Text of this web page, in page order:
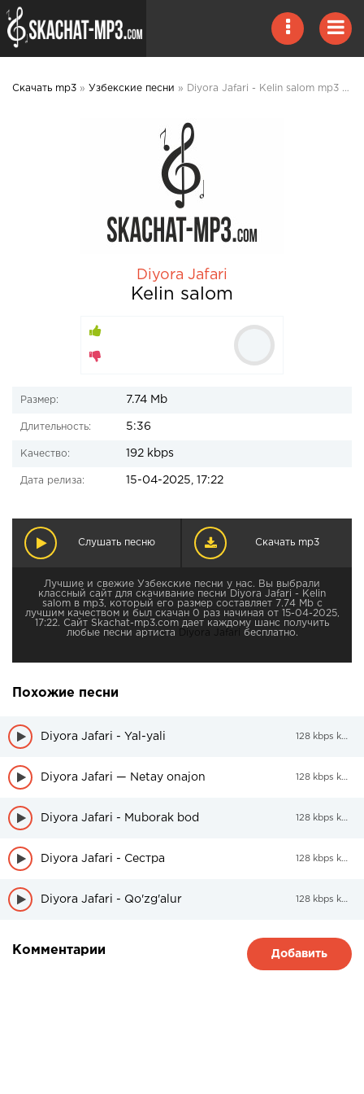
Скачать mp3 » Узбекские песни » Diyora Jafari - Kelin salom mp3 скачать
Diyora Jafari
Kelin salom
Размер: 7.74 Mb
Длительность: 5:36
Качество: 192 kbps
Дата релиза: 15-04-2025, 17:22
Слушать песню Скачать mp3
Лучшие и свежие Узбекские песни у нас. Вы выбрали
классный сайт для скачивание песни Diyora Jafari - Kelin
salom в mp3, который его размер составляет 7.74 Mb с
лучшим качеством и был скачан 0 раз начиная от 15-04-2025,
17:22. Сайт Skachat-mp3.com дает каждому шанс получить
любые песни артиста
Diyora Jafari бесплатно.
Похожие песни
Diyora Jafari - Yal-yali 128 kbps kbps
Diyora Jafari — Netay onajon 128 kbps kbps
Diyora Jafari - Muborak bod 128 kbps kbps
Diyora Jafari - Сестра 128 kbps kbps
Diyora Jafari - Qo'zg'alur 128 kbps kbps
Комментарии Добавить